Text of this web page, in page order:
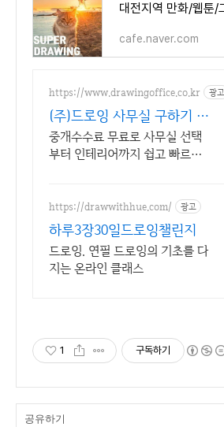
cafe.naver.com
https://www.drawingoffice.co.kr 광고
(주)드로잉 사무실 구하기 중
개수수료 무료!
중개수수료 무료로 사무실 선택
부터 인테리어까지 쉽고 빠르게
리팀 자체 운영
https://drawwithhue.com/ 광고
하루3장30일드로잉챌린지
드로잉. 연필 드로잉의 기초를 다
지는 온라인 클래스
1 구독하기
공유하기